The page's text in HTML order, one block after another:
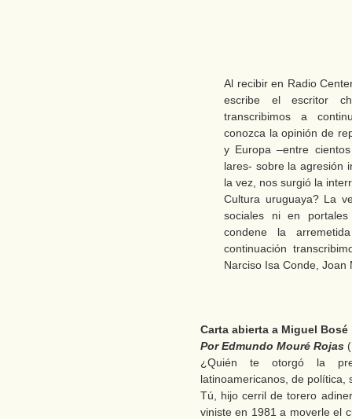
Al recibir en Radio
escribe el escritor
transcribimos a
conozca la opinión de
y Europa –entre
lares- sobre la agresión
la vez, nos surgió la
Cultura uruguaya? La
sociales ni en
condene la
continuación
Narciso Isa Conde, Joan
Carta abierta a Miguel Bosé
Por Edmundo Mouré Rojas
¿Quién te otorgó la
latinoamericanos, de política,
Tú, hijo cerril de torero
viniste en 1981 a moverle el